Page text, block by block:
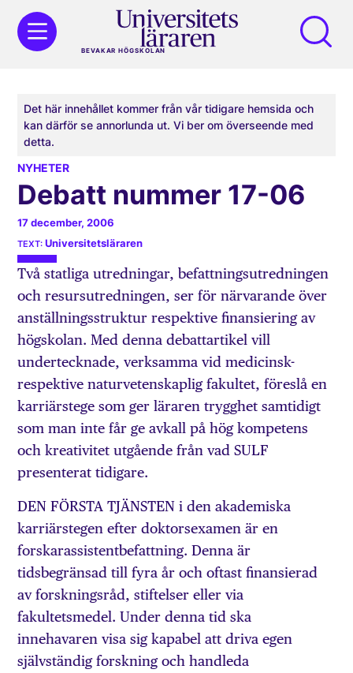
BEVAKAR HÖGSKOLAN
Det här innehållet kommer från vår tidigare hemsida och
kan därför se annorlunda ut. Vi ber om överseende med
detta.
NYHETER
Debatt nummer 17-06
17 december, 2006
Universitetsläraren
Två statliga utredningar, befattningsutredningen
och resursutredningen, ser för närvarande över
anställningsstruktur respektive finansiering av
högskolan. Med denna debattartikel vill
undertecknade, verksamma vid medicinsk-
respektive naturvetenskaplig fakultet, föreslå en
karriärstege som ger läraren trygghet samtidigt
som man inte får ge avkall på hög kompetens
och kreativitet utgående från vad SULF
presenterat tidigare.
DEN FÖRSTA TJÄNSTEN i den akademiska
karriärstegen efter doktorsexamen är en
forskarassistentbefattning. Denna är
tidsbegränsad till fyra år och oftast finansierad
av forskningsråd, stiftelser eller via
fakultetsmedel. Under denna tid ska
innehavaren visa sig kapabel att driva egen
självständig forskning och handleda